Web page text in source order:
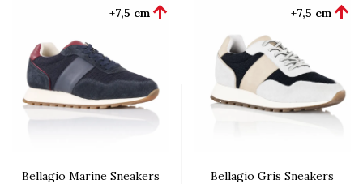
Bellagio Marine Sneakers
+7,5 cm 
Bellagio Gris Sneakers
+7,5 cm 